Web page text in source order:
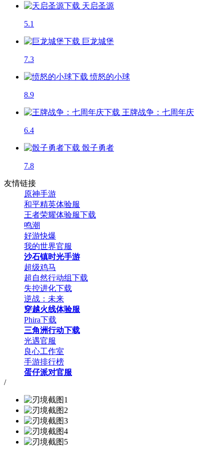
天启圣源
5.1
巨龙城堡
7.3
愤怒的小球
8.9
王牌战争：七周年庆
6.4
骰子勇者
7.8
友情链接
原神手游
和平精英体验服
王者荣耀体验服下载
鸣潮
好游快爆
我的世界官服
沙石镇时光手游
超级鸡马
超自然行动组下载
失控进化下载
逆战：未来
穿越火线体验服
Phira下载
三角洲行动下载
光遇官服
良心工作室
手游排行榜
蛋仔派对官服
/